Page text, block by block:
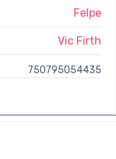
Felpe
Vic Firth
750795054435